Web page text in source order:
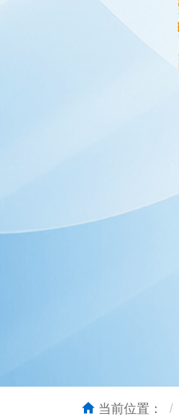
当前位置：